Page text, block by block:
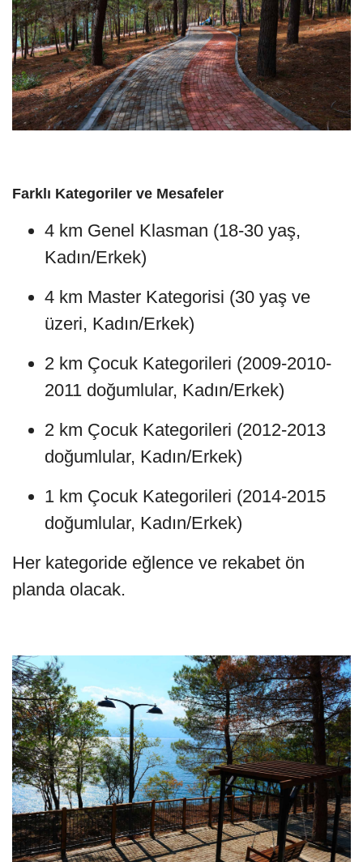
Farklı Kategoriler ve Mesafeler
4 km Genel Klasman (18-30 yaş,
Kadın/Erkek)
4 km Master Kategorisi (30 yaş ve
üzeri, Kadın/Erkek)
2 km Çocuk Kategorileri (2009-2010-
2011 doğumlular, Kadın/Erkek)
2 km Çocuk Kategorileri (2012-2013
doğumlular, Kadın/Erkek)
1 km Çocuk Kategorileri (2014-2015
doğumlular, Kadın/Erkek)
Her kategoride eğlence ve rekabet ön
planda olacak.